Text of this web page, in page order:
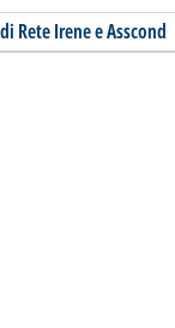
Rete Irene e Asscond